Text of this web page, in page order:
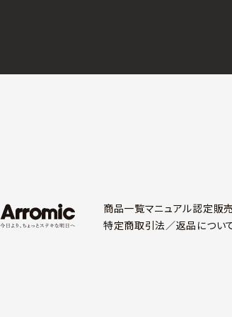
商品一覧マニュアル認定販
特定商取引法／返品につい